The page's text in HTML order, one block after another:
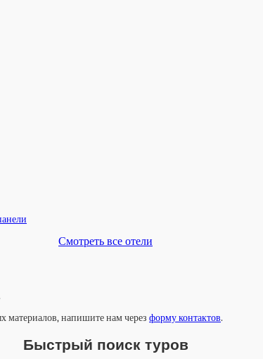
Смотреть все отели
материалов, напишите нам через форму контактов.
Быстрый поиск туров